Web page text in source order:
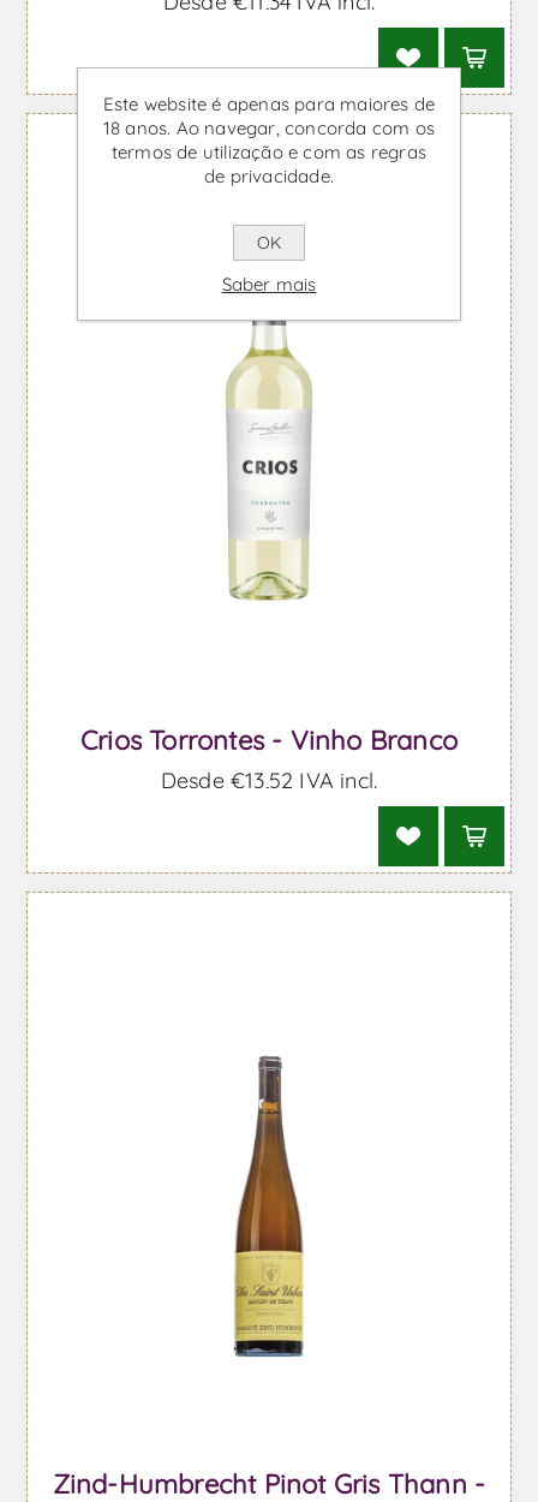
Crios Torrontes - Vinho Branco
Desde €13,52 IVA incl.
Zind-Humbrecht Pinot Gris Thann -
Este website é apenas para maiores de
18 anos. Ao navegar, concorda com os
termos de utilização e com as regras
de privacidade.
OK
Saber mais